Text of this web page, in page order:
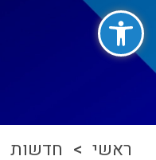
פתח סרגל נגישות
ראשי > חדשות